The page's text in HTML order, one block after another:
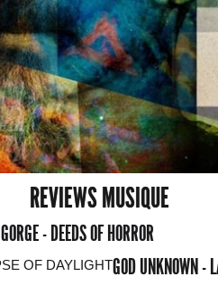
REVIEWS MUSIQUE
GORGE - DEEDS OF HORROR
GOD UNKNOWN -